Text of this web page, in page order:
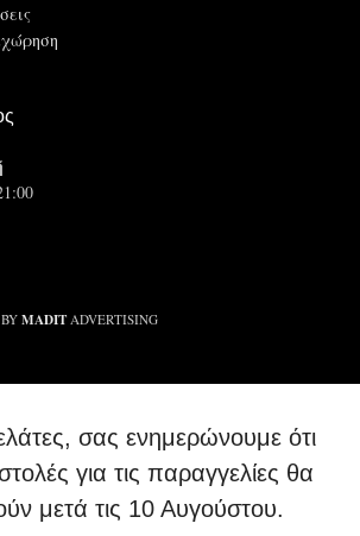
MADIT ADVERTISING
σας ενημερώνουμε ότι
για τις παραγγελίες θα
μετά τις 10 Αυγούστου.